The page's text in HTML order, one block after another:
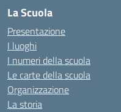
La Scuola
Presentazione
I luoghi
I numeri della scuola
Le carte della scuola
Organizzazione
La storia